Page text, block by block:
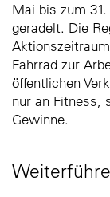
Mai bis zum
geradelt. Die
Fahrrad zur
öffentlichen
nur an Fitness,
Gewinne.